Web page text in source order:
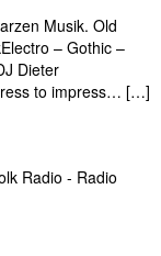
Musik. Old
– Gothic –
Dieter
to impress… […]
Radio - Radio